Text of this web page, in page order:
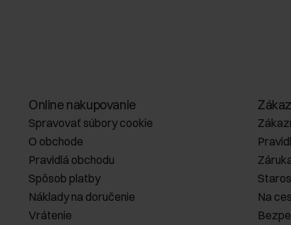
Online nakupovanie
Spravovať súbory cookie
O obchode
Pravidlá obchodu
Spôsob platby
Náklady na doručenie
Vrátenie
Na